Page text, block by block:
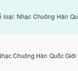
Nhạc Chuông Hàn
Chuông Hàn Quốc